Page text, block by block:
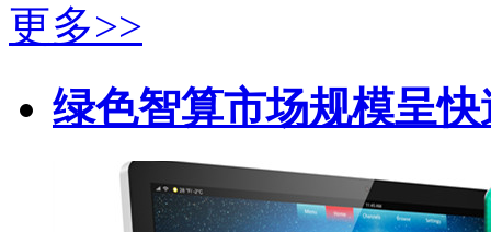
更多>>
绿色智算市场规模呈